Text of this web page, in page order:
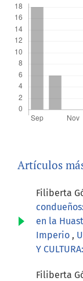
Artículos
Filiberta
en la
Imperio ,
Y
Filiberta